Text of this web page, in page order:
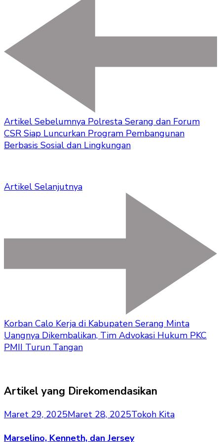
Artikel Sebelumnya Polresta Serang dan Forum
CSR Siap Luncurkan Program Pembangunan
Berbasis Sosial dan Lingkungan
Artikel Selanjutnya
Korban Calo Kerja di Kabupaten Serang Minta
Uangnya Dikembalikan, Tim Advokasi Hukum PKC
PMII Turun Tangan
Artikel yang Direkomendasikan
Maret 29, 2025Maret 28, 2025Tokoh Kita
Marselino, Kenneth, dan Jersey